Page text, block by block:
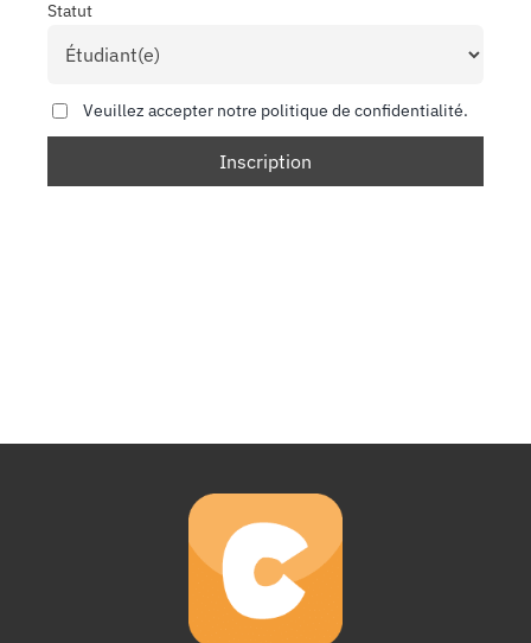
Statut
Veuillez accepter notre politique de confidentialité.